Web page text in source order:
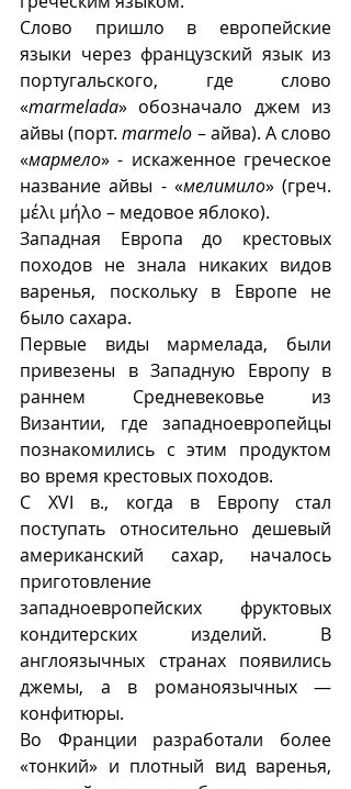
Слово пришло в европейские
языки через французский язык из
португальского, где слово
«marmelada» обозначало джем из
айвы (порт. marmelo – айва). А слово
«мармело» - искаженное греческое
название айвы - «мелимило» (греч.
μέλι μήλο – медовое яблоко).
Западная Европа до крестовых
походов не знала никаких видов
варенья, поскольку в Европе не
было сахара.
Первые виды мармелада, были
привезены в Западную Европу в
раннем Средневековье из
Византии, где западноевропейцы
познакомились с этим продуктом
во время крестовых походов.
С XVI в., когда в Европу стал
поступать относительно дешевый
американский сахар, началось
приготовление
западноевропейских фруктовых
кондитерских изделий. В
англоязычных странах появились
джемы, а в романоязычных —
конфитюры.
Во Франции разработали более
«тонкий» и плотный вид варенья,